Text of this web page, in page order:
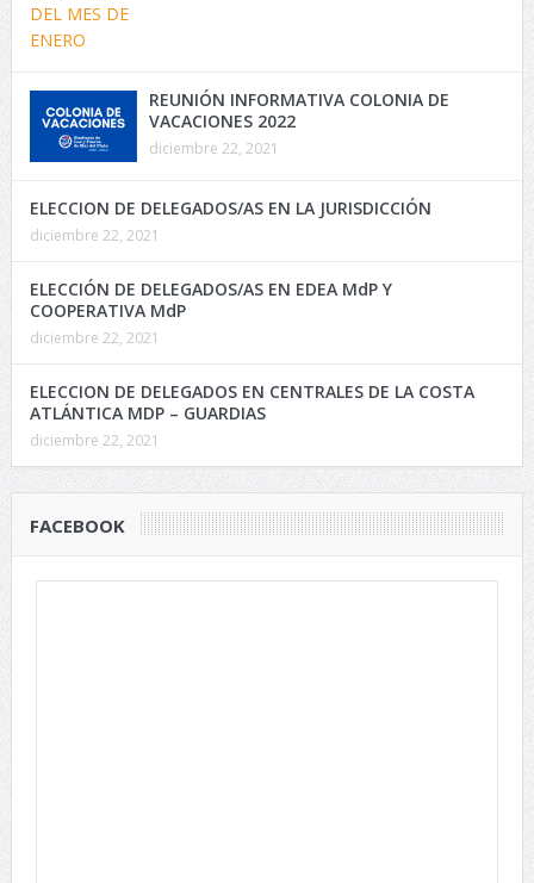
REUNIÓN INFORMATIVA COLONIA DE
VACACIONES 2022
diciembre 22, 2021
ELECCION DE DELEGADOS/AS EN LA JURISDICCIÓN
diciembre 22, 2021
ELECCIÓN DE DELEGADOS/AS EN EDEA MdP Y
COOPERATIVA MdP
diciembre 22, 2021
ELECCION DE DELEGADOS EN CENTRALES DE LA COSTA
ATLÁNTICA MDP – GUARDIAS
diciembre 22, 2021
FACEBOOK